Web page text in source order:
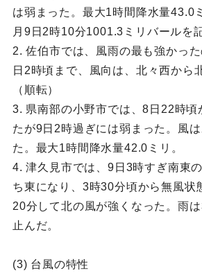
は弱まった。最大1時間降水量43.0
月9日2時10分1001.3ミリバールを
2. 佐伯市では、風雨の最も強かっ
日2時頃まで、風向は、北々西から
（順転）
3. 県南部の小野市では、8日22時頃
たが9日2時過ぎには弱まった。風
た。最大1時間降水量42.0ミリ。
4. 津久見市では、9日3時すぎ南東
ち東になり、3時30分頃から無風状
20分して北の風が強くなった。雨
止んだ。
(3) 台風の特性